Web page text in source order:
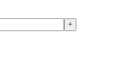
+